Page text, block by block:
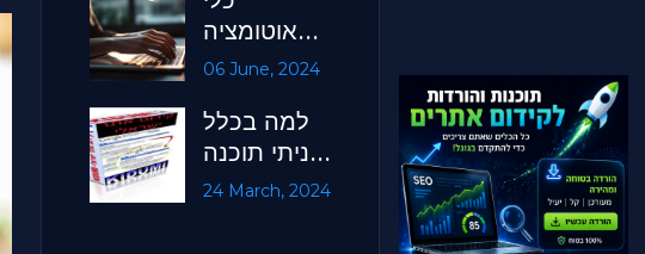
אוטומציה
שאין לאף
06 June, 2024
למה בכלל
בניתי תוכנה
לקידום
24 March, 2024